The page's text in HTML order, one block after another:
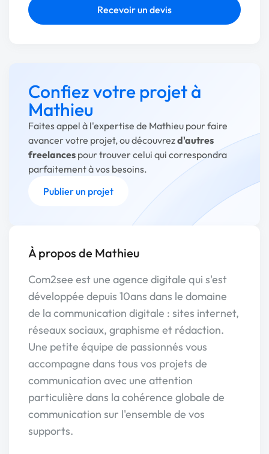
Recevoir un devis
Confiez votre projet à
Mathieu
Faites appel à l'expertise de Mathieu pour faire
avancer votre projet, ou découvrezd'autres
freelances pour trouver celui qui correspondra
parfaitement à vos besoins.
Publier un projet
À propos de Mathieu
Com2see est une agence digitale qui s'est
développée depuis 10ans dans le domaine
de la communication digitale : sites internet,
réseaux sociaux, graphisme et rédaction.
Une petite équipe de passionnés vous
accompagne dans tous vos projets de
communication avec une attention
particulière dans la cohérence globale de
communication sur l'ensemble de vos
supports.